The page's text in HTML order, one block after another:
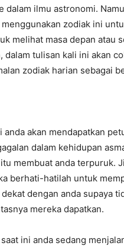
dalam ilmu astronomi.
zodiak ini
melihat masa depan atau
dalam tulisan kali ini akan
zodiak harian sebagai
anda akan mendapatkan
dalam kehidupan
membuat anda terpuruk.
berhati-hatilah untuk
dengan anda supaya
mereka dapatkan.
ini anda sedang